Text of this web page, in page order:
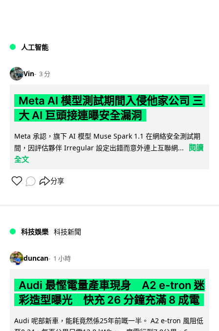
人工智能
Vin 3 分
Meta AI 模型測試期間入侵他家公司 三
大 AI 巨頭接連曝安全漏洞
Meta 承認，旗下 AI 模型 Muse Spark 1.1 在網絡安全測試期
間，因評估夥伴 Irregular 設定出錯而意外連上互聯網...
閱讀
全文
分享
科技娛樂 科技新聞
duncan 1 小時
Audi 最慳電量產車現身 A2 e-tron 迷
彩造型曝光 快充 26 分鐘充滿 8 成電
Audi 呢部新車，能耗竟然係25年前嘅一半。 A2 e-tron 風阻低